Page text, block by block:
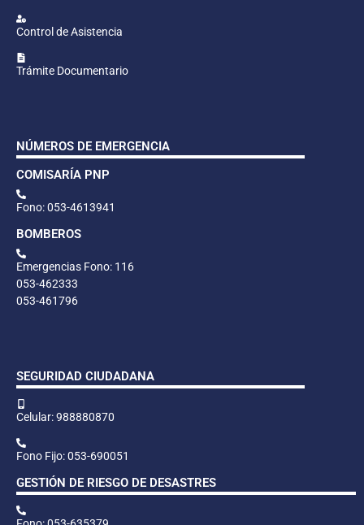
Control de Asistencia
Trámite Documentario
NÚMEROS DE EMERGENCIA
COMISARÍA PNP
Fono: 053-4613941
BOMBEROS
Emergencias Fono: 116
053-462333
053-461796
SEGURIDAD CIUDADANA
Celular: 988880870
Fono Fijo: 053-690051
GESTIÓN DE RIESGO DE DESASTRES